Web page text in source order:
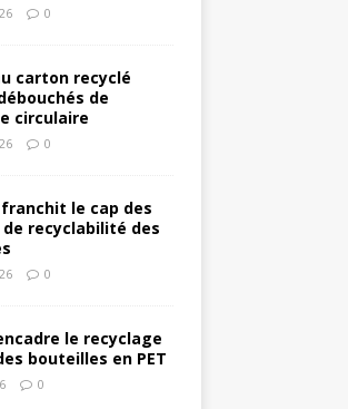
0
carton recyclé
de
circulaire
0
franchit le cap des
de recyclabilité des
0
le recyclage
bouteilles en PET
0